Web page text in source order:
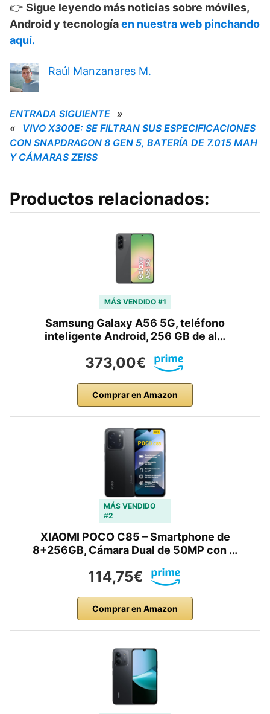
👉 Sigue leyendo más noticias sobre móviles,
Android y tecnologíaen nuestra web pinchando
aquí.
Raúl Manzanares M.
ENTRADA SIGUIENTE »
«
VIVO X300E: SE FILTRAN SUS ESPECIFICACIONES
CON SNAPDRAGON 8 GEN 5, BATERÍA DE 7.015 MAH
Y CÁMARAS ZEISS
Productos relacionados:
MÁS VENDIDO #1
Samsung Galaxy A56 5G, teléfono
inteligente Android, 256 GB de al…
373,00€
Comprar en Amazon
MÁS VENDIDO
#2
XIAOMI POCO C85 – Smartphone de
8+256GB, Cámara Dual de 50MP con …
114,75€
Comprar en Amazon